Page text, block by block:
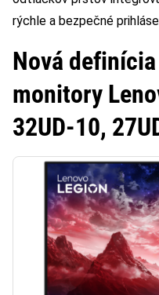
rýchle a bezpečné
Nová
monitory
32UD-10,